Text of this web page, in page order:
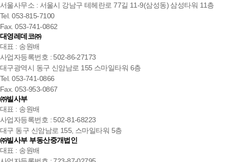
서울사무소 : 서울시 강남구 테헤란로 77길 11-9(삼성동) 삼성타워 11층
Tel. 053-815-7100
Fax. 053-741-0862
대영레데코㈜
대표 : 송원배
사업자등록번호 : 502-86-27173
대구광역시 동구 신암남로 155 스마일타워 6층
Tel. 053-741-0866
Fax. 053-953-0867
㈜빌사부
대표 : 송원배
사업자등록번호 : 502-81-68223
대구 동구 신암남로 155, 스마일타워 5층
㈜빌사부 부동산중개법인
대표 : 송원배